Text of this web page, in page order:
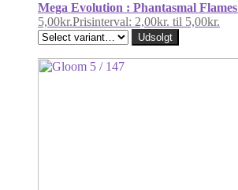
Mega Evolution : Phantasmal Flames
5,00kr.Prisinterval: 2,00kr. til 5,00kr.
Udsolgt